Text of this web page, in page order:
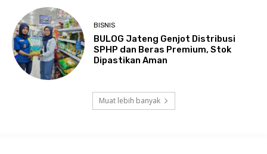
BISNIS
BULOG Jateng Genjot Distribusi
SPHP dan Beras Premium, Stok
Dipastikan Aman
Muat lebih banyak